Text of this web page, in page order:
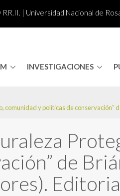
| Universidad Nacional de
INVESTIGACIONES
comunidad y políticas de
de